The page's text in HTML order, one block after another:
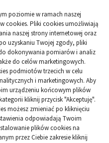
poziomie w ramach naszej
cookies. Pliki cookies umożliwiają
naszej strony internetowej oraz
uzyskaniu Twojej zgody, pliki
dokonywania pomiarów i analiz
do celów marketingowych.
podmiotów trzecich w celu
i marketingowych. Aby
urządzeniu końcowym plików
kliknij przycisk "Akceptuję".
możesz zmieniać po kliknięciu
odpowiadają Twoim
plików cookies na
przez Ciebie zakresie kliknij